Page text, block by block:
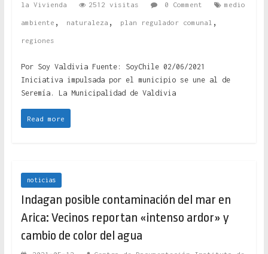
la Vivienda 2512 visitas 0 Comment medio
ambiente , naturaleza , plan regulador comunal ,
regiones
Por Soy Valdivia Fuente: SoyChile 02/06/2021
Iniciativa impulsada por el municipio se une al de
Seremía. La Municipalidad de Valdivia
Read more
noticias
Indagan posible contaminación del mar en
Arica: Vecinos reportan «intenso ardor» y
cambio de color del agua